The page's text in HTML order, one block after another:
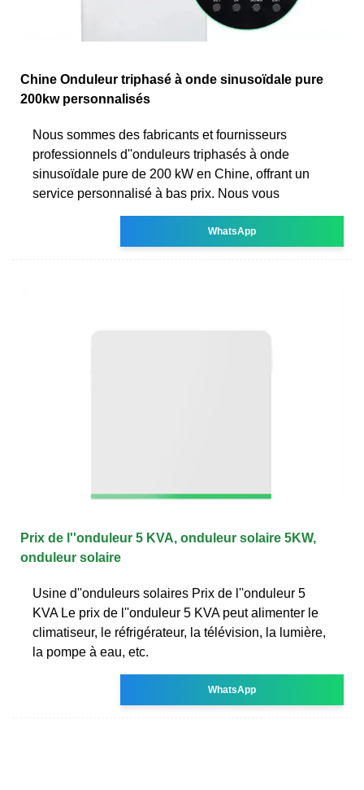
Chine Onduleur triphasé à onde sinusoïdale pure
200kw personnalisés
Nous sommes des fabricants et fournisseurs
professionnels d''onduleurs triphasés à onde
sinusoïdale pure de 200 kW en Chine, offrant un
service personnalisé à bas prix. Nous vous
WhatsApp
Prix de l''onduleur 5 KVA, onduleur solaire 5KW,
onduleur solaire
Usine d''onduleurs solaires Prix de l''onduleur 5
KVA Le prix de l''onduleur 5 KVA peut alimenter le
climatiseur, le réfrigérateur, la télévision, la lumière,
la pompe à eau, etc.
WhatsApp